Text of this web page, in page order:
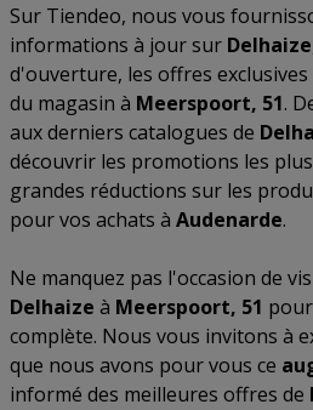
Sur Tiendeo, nous vous
informations à jour sur Delhaize
d'ouverture, les offres
du magasin à Meerspoort, 51.
aux derniers catalogues de
découvrir les promotions les
grandes réductions sur les
pour vos achats à Audenarde.
Ne manquez pas l'occasion de
Delhaize à Meerspoort, 51
complète. Nous vous invitons à
que nous avons pour vous ce
informé des meilleures offres de